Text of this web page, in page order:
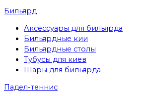
Бильярд
Аксессуары для бильярда
Бильярдные кии
Бильярдные столы
Тубусы для киев
Шары для бильярда
Падел-теннис